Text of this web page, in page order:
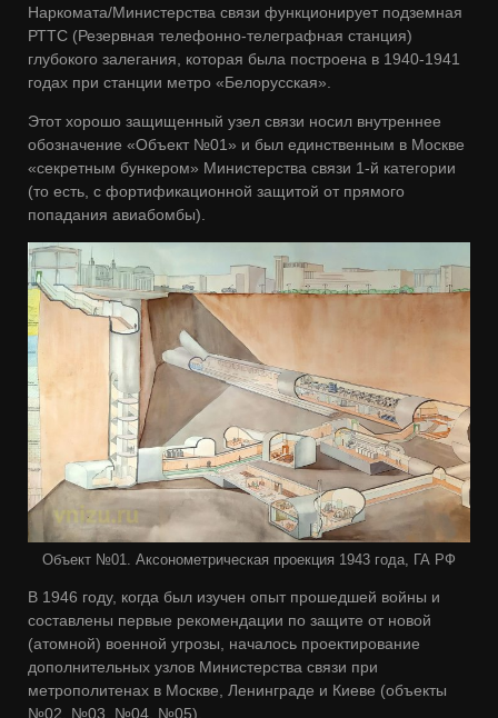
Наркомата/Министерства связи функционирует подземная
РТТС (Резервная телефонно-телеграфная станция)
глубокого залегания, которая была построена в 1940-1941
годах при станции метро «Белорусская».
Этот хорошо защищенный узел связи носил внутреннее
обозначение «Объект №01» и был единственным в Москве
«секретным бункером» Министерства связи 1-й категории
(то есть, с фортификационной защитой от прямого
попадания авиабомбы).
Объект №01. Аксонометрическая проекция 1943 года, ГА РФ
В 1946 году, когда был изучен опыт прошедшей войны и
составлены первые рекомендации по защите от новой
(атомной) военной угрозы, началось проектирование
дополнительных узлов Министерства связи при
метрополитенах в Москве, Ленинграде и Киеве (объекты
№02, №03, №04, №05).